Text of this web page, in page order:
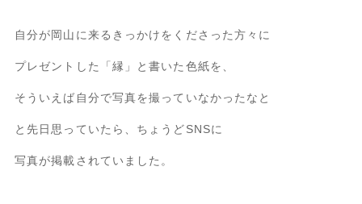
自分が岡山に来るきっかけをくださった方々に
プレゼントした「縁」と書いた色紙を、
そういえば自分で写真を撮っていなかったなと
と先日思っていたら、ちょうどSNSに
写真が掲載されていました。